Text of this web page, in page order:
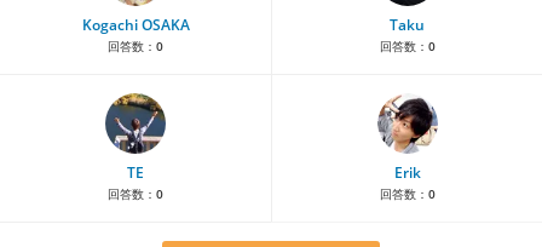
Kogachi OSAKA
回答数： 0
Taku
回答数： 0
TE
回答数： 0
Erik
回答数： 0